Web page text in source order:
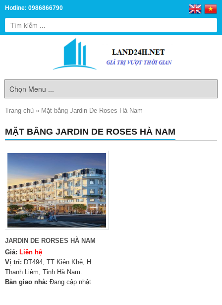
Hotline: 0986866790
Trang chủ » Mặt bằng Jardin De Roses Hà Nam
MẶT BẰNG JARDIN DE ROSES HÀ NAM
JARDIN DE RORSES HÀ NAM
Giá: Liên hệ
Vị trí: DT494, TT Kiện Khê, H
Thanh Liêm, Tỉnh Hà Nam.
Bàn giao nhà: Đang cập nhật